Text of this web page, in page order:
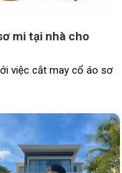
mi tại nhà cho
việc cắt may cổ áo sơ